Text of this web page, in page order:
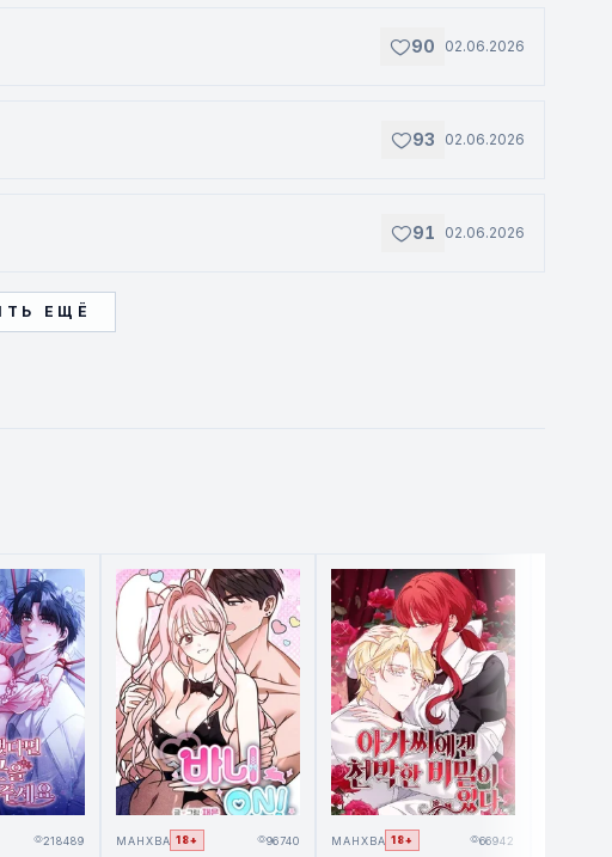
90 02.06.2026
93 02.06.2026
91 02.06.2026
ЕЩЁ
218489 МАНХВА 18+ 96740 МАНХВА 18+ 66942